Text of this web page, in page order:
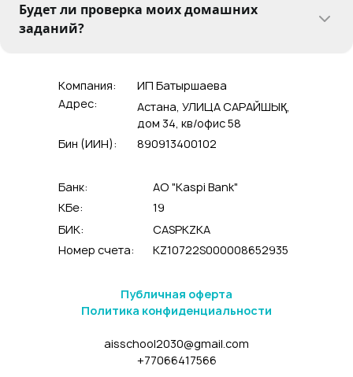
Будет ли проверка моих домашних
заданий?
Публичная оферта
Политика конфиденциальности
aisschool2030@gmail.com
+77066417566
KZ10722S000008652935
Номер счета:
CASPKZKA
БИК:
19
КБе:
АО "Kaspi Bank"
Банк:
890913400102
Бин (ИИН):
Астана, УЛИЦА САРАЙШЫҚ,
дом 34, кв/офис 58
Адрес:
ИП Батыршаева
Компания: